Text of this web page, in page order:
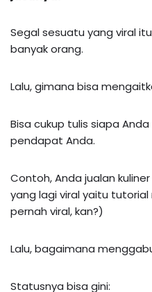
Segal sesuatu yang viral
banyak orang.
Lalu, gimana bisa
Bisa cukup tulis siapa
pendapat Anda.
Contoh, Anda jualan
yang lagi viral yaitu
pernah viral, kan?)
Lalu, bagaimana
Statusnya bisa gini: